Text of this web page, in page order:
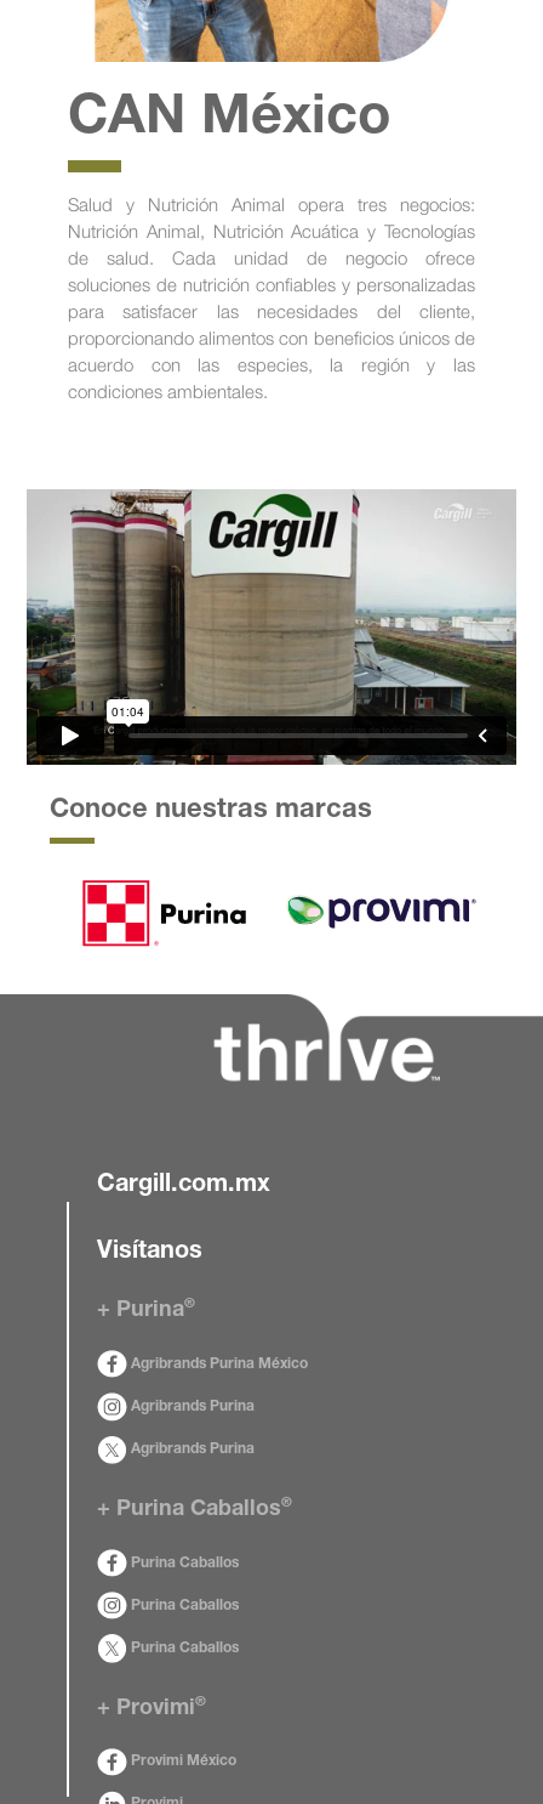
CAN México
Salud y Nutrición Animal opera tres negocios:
Nutrición Animal, Nutrición Acuática y Tecnologías
de salud. Cada unidad de negocio ofrece
soluciones de nutrición confiables y personalizadas
para satisfacer las necesidades del cliente,
proporcionando alimentos con beneficios únicos de
acuerdo con las especies, la región y las
condiciones ambientales.
Conoce nuestras marcas
Cargill.com.mx
Visítanos
+ Purina®
Agribrands Purina México
Agribrands Purina
Agribrands Purina
+ Purina Caballos®
Purina Caballos
Purina Caballos
Purina Caballos
+ Provimi®
Provimi México